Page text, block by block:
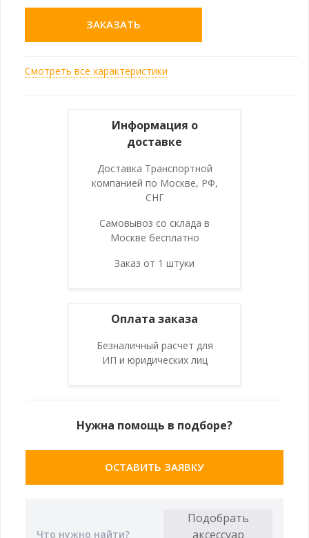
ЗАКАЗАТЬ
Смотреть все характеристики
Информация о
доставке
Доставка Транспортной
компанией по Москве, РФ,
СНГ
Самовывоз со склада в
Москве бесплатно
Заказ от 1 штуки
Оплата заказа
Безналичный расчет для
ИП и юридических лиц
Нужна помощь в подборе?
ОСТАВИТЬ ЗАЯВКУ